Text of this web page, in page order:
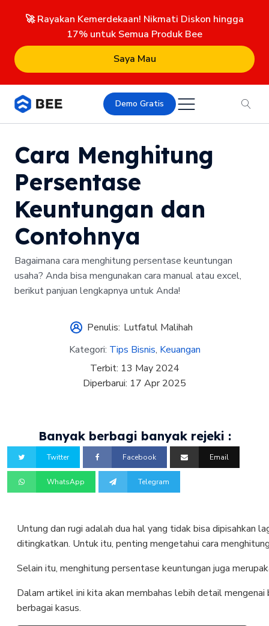
🚀 Rayakan Kemerdekaan! Nikmati Diskon hingga
17% untuk Semua Produk Bee
Saya Mau
Demo Gratis
Cara Menghitung
Persentase
Keuntungan dan
Contohnya
Bagaimana cara menghitung persentase keuntungan
usaha? Anda bisa mengunakan cara manual atau excel,
berikut panjuan lengkapnya untuk Anda!
Penulis: Lutfatul Malihah
Kategori: Tips Bisnis, Keuangan
Terbit: 13 May 2024
Diperbarui: 17 Apr 2025
Banyak berbagi banyak rejeki :
Twitter Facebook Email
WhatsApp Telegram
Untung dan rugi adalah dua hal yang tidak bisa dipisahkan
ditingkatkan. Untuk itu, penting mengetahui cara
Selain itu, menghitung persentase keuntungan juga
Dalam artikel ini kita akan membahas lebih detail
berbagai kasus.